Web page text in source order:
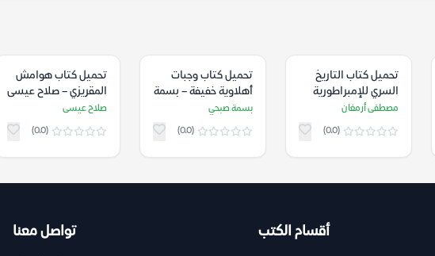
تحميل كتاب التاريخ
السري للإمبراطورية
العثمانية – مصطفى
مصطفى أرمغان
(0.0)
تحميل كتاب وجبات
أهلاوية خفيفة – بسمة
صبحي
بسمة صبحي
(0.0)
تحميل كتاب هوامش
المقريزي – صلاح عيسى
صلاح عيسى
(0.0)
أقسام الكتب تواصل معنا